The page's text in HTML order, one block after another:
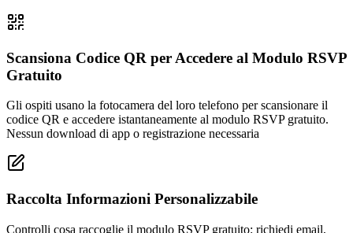
Scansiona Codice QR per Accedere al Modulo RSVP
Gratuito
Gli ospiti usano la fotocamera del loro telefono per scansionare il
codice QR e accedere istantaneamente al modulo RSVP gratuito.
Nessun download di app o registrazione necessaria
Raccolta Informazioni Personalizzabile
Controlli cosa raccoglie il modulo RSVP gratuito: richiedi email,